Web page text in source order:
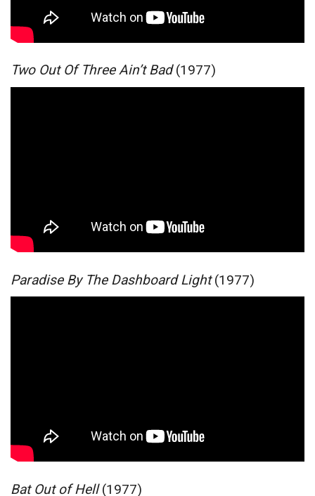
Two Out Of Three Ain’t Bad(1977)
Paradise By The Dashboard Light(1977)
Bat Out of Hell(1977)